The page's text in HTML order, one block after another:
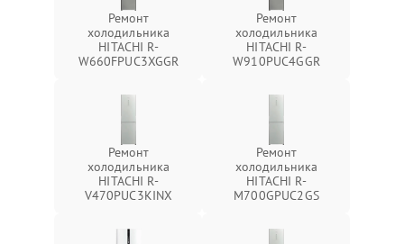
Ремонт
холодильника
HITACHI R-
W660FPUC3XGGR
Ремонт
холодильника
HITACHI R-
W910PUC4GGR
Ремонт
холодильника
HITACHI R-
V470PUC3KINX
Ремонт
холодильника
HITACHI R-
M700GPUC2GS